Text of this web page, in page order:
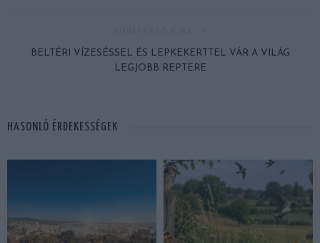
BELTÉRI VÍZESÉSSEL ÉS LEPKEKERTTEL VÁR A VILÁG
LEGJOBB REPTERE
HASONLÓ ÉRDEKESSÉGEK